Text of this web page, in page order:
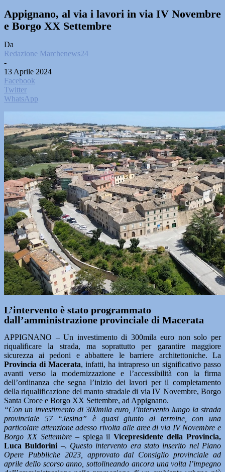
Appignano, al via i lavori in via IV Novembre
e Borgo XX Settembre
Da
Redazione Marchenews24
-
13 Aprile 2024
Facebook
Twitter
WhatsApp
L’intervento è stato programmato
dall’amministrazione provinciale di Macerata
APPIGNANO – Un investimento di 300mila euro non solo per
riqualificare la strada, ma soprattutto per garantire maggiore
sicurezza ai pedoni e abbattere le barriere architettoniche. La
Provincia di Macerata, infatti, ha intrapreso un significativo passo
avanti verso la modernizzazione e l’accessibilità con la firma
dell’ordinanza che segna l’inizio dei lavori per il completamento
della riqualificazione del manto stradale di via IV Novembre, Borgo
Santa Croce e Borgo XX Settembre, ad Appignano.
“Con un investimento di 300mila euro, l’intervento lungo la strada
provinciale 57 “Jesina” è quasi giunto al termine, con una
particolare attenzione adesso rivolta alle aree di via IV Novembre e
Borgo XX Settembre– spiega ilVicepresidente della Provincia,
Luca Buldorini –. Questo intervento era stato inserito nel Piano
Opere Pubbliche 2023, approvato dal Consiglio provinciale ad
aprile dello scorso anno, sottolineando ancora una volta l’impegno